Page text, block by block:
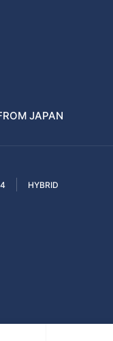
JAPAN
HYBRID